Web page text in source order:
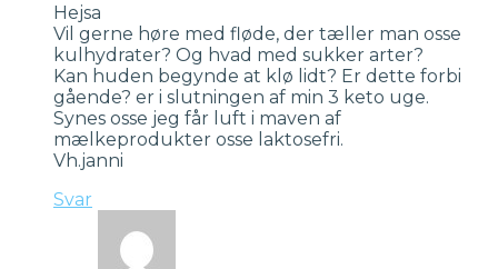
Hejsa
Vil gerne høre med fløde, der tæller man osse
kulhydrater? Og hvad med sukker arter?
Kan huden begynde at klø lidt? Er dette forbi
gående? er i slutningen af min 3 keto uge.
Synes osse jeg får luft i maven af
mælkeprodukter osse laktosefri.
Vh.janni
Svar